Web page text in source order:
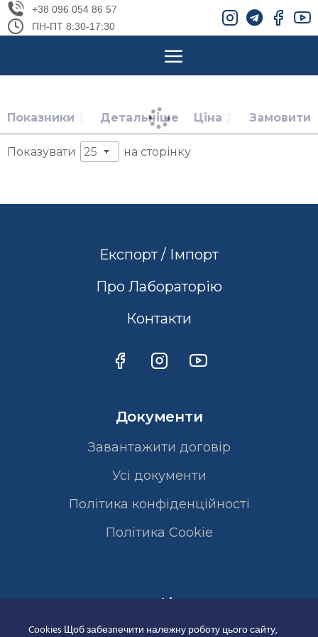
+38 096 054 86 57
ПН-ПТ 8:30-17:30
Показники Детальніше Ціна Замовити
Показувати на сторінку
Експорт / Імпорт
Про Лабораторію
Контакти
Документи
Завантажити договір
Усі документи
Політика конфіденційності
Полiтика Cookie
Сертифікати
Cookies Щоб забезпечити належну роботу цього сайту,